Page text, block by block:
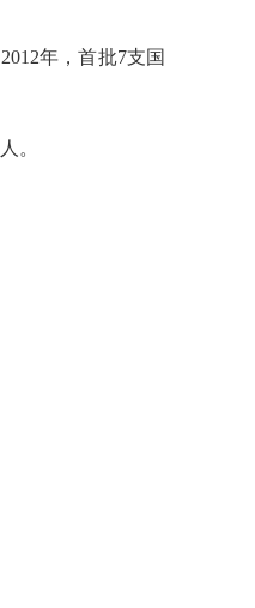
年，首批7支国
。